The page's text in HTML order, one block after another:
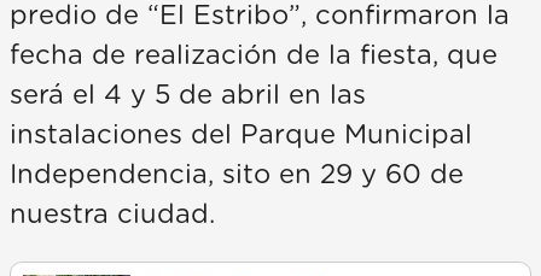
predio de “El Estribo”, confirmaron la
fecha de realización de la fiesta, que
será el 4 y 5 de abril en las
instalaciones del Parque Municipal
Independencia, sito en 29 y 60 de
nuestra ciudad.